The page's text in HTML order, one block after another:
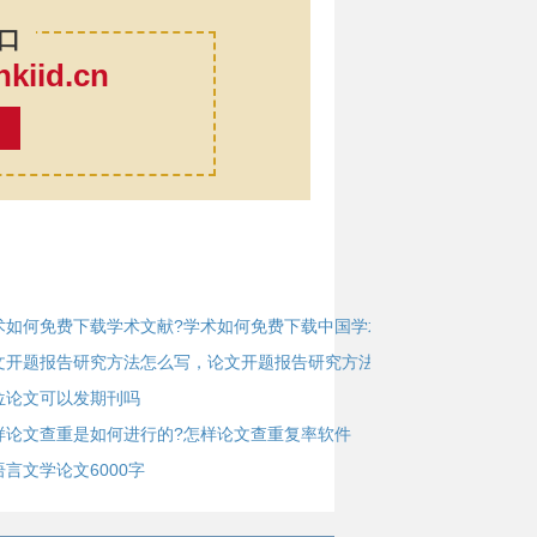
如何免费下载学术文献?学术如何免费下载中国学术
开题报告研究方法怎么写，论文开题报告研究方法怎么
论文可以发期刊吗
论文查重是如何进行的?怎样论文查重复率软件
言文学论文6000字